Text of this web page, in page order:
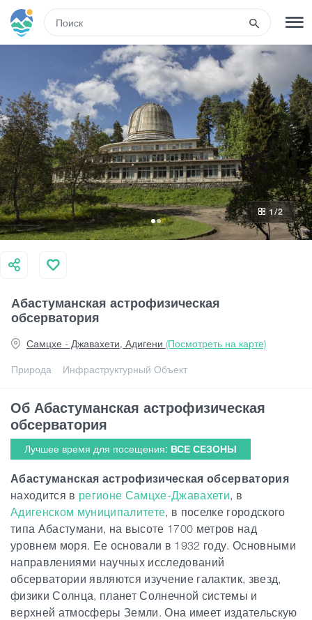
РЕГИСТРАЦИЯ ВХОД
Туры
Гостиницы
Транспорт
Развлечения
Гиды
Статьи
Абастуманская астрофизическая
обсерватория
Природа Инфраструктурный Объект
Самцхе - Джавахети, Адигени (Посмотреть на карте)
1/2
Об Абастуманская астрофизическая
обсерватория
Лучшее время для посещения: ВСЕ СЕЗОНЫ
Абастуманская астрофизическая обсерватория
находится в регионе Самцхе-Джавахети, в
Адигенском муниципалитете, в поселке городского
типа Абастумани, на высоте 1700 метров над
уровнем моря. Ее основали в 1932 году. Основными
направлениями научных исследований
обсерватории являются изучение галактик, звезд,
физики Солнца, планет Солнечной системы и
верхней атмосферы Земли. Она имеет издательскую